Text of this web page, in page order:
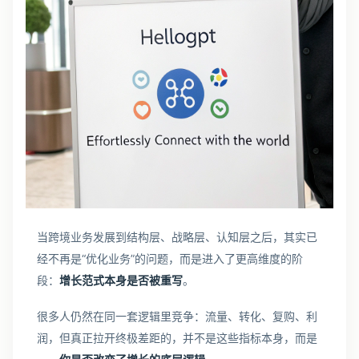
当跨境业务发展到结构层、战略层、认知层之后，其实已
经不再是“优化业务”的问题，而是进入了更高维度的阶
段： 增长范式本身是否被重写。
很多人仍然在同一套逻辑里竞争：流量、转化、复购、利
润，但真正拉开终极差距的，并不是这些指标本身，而是